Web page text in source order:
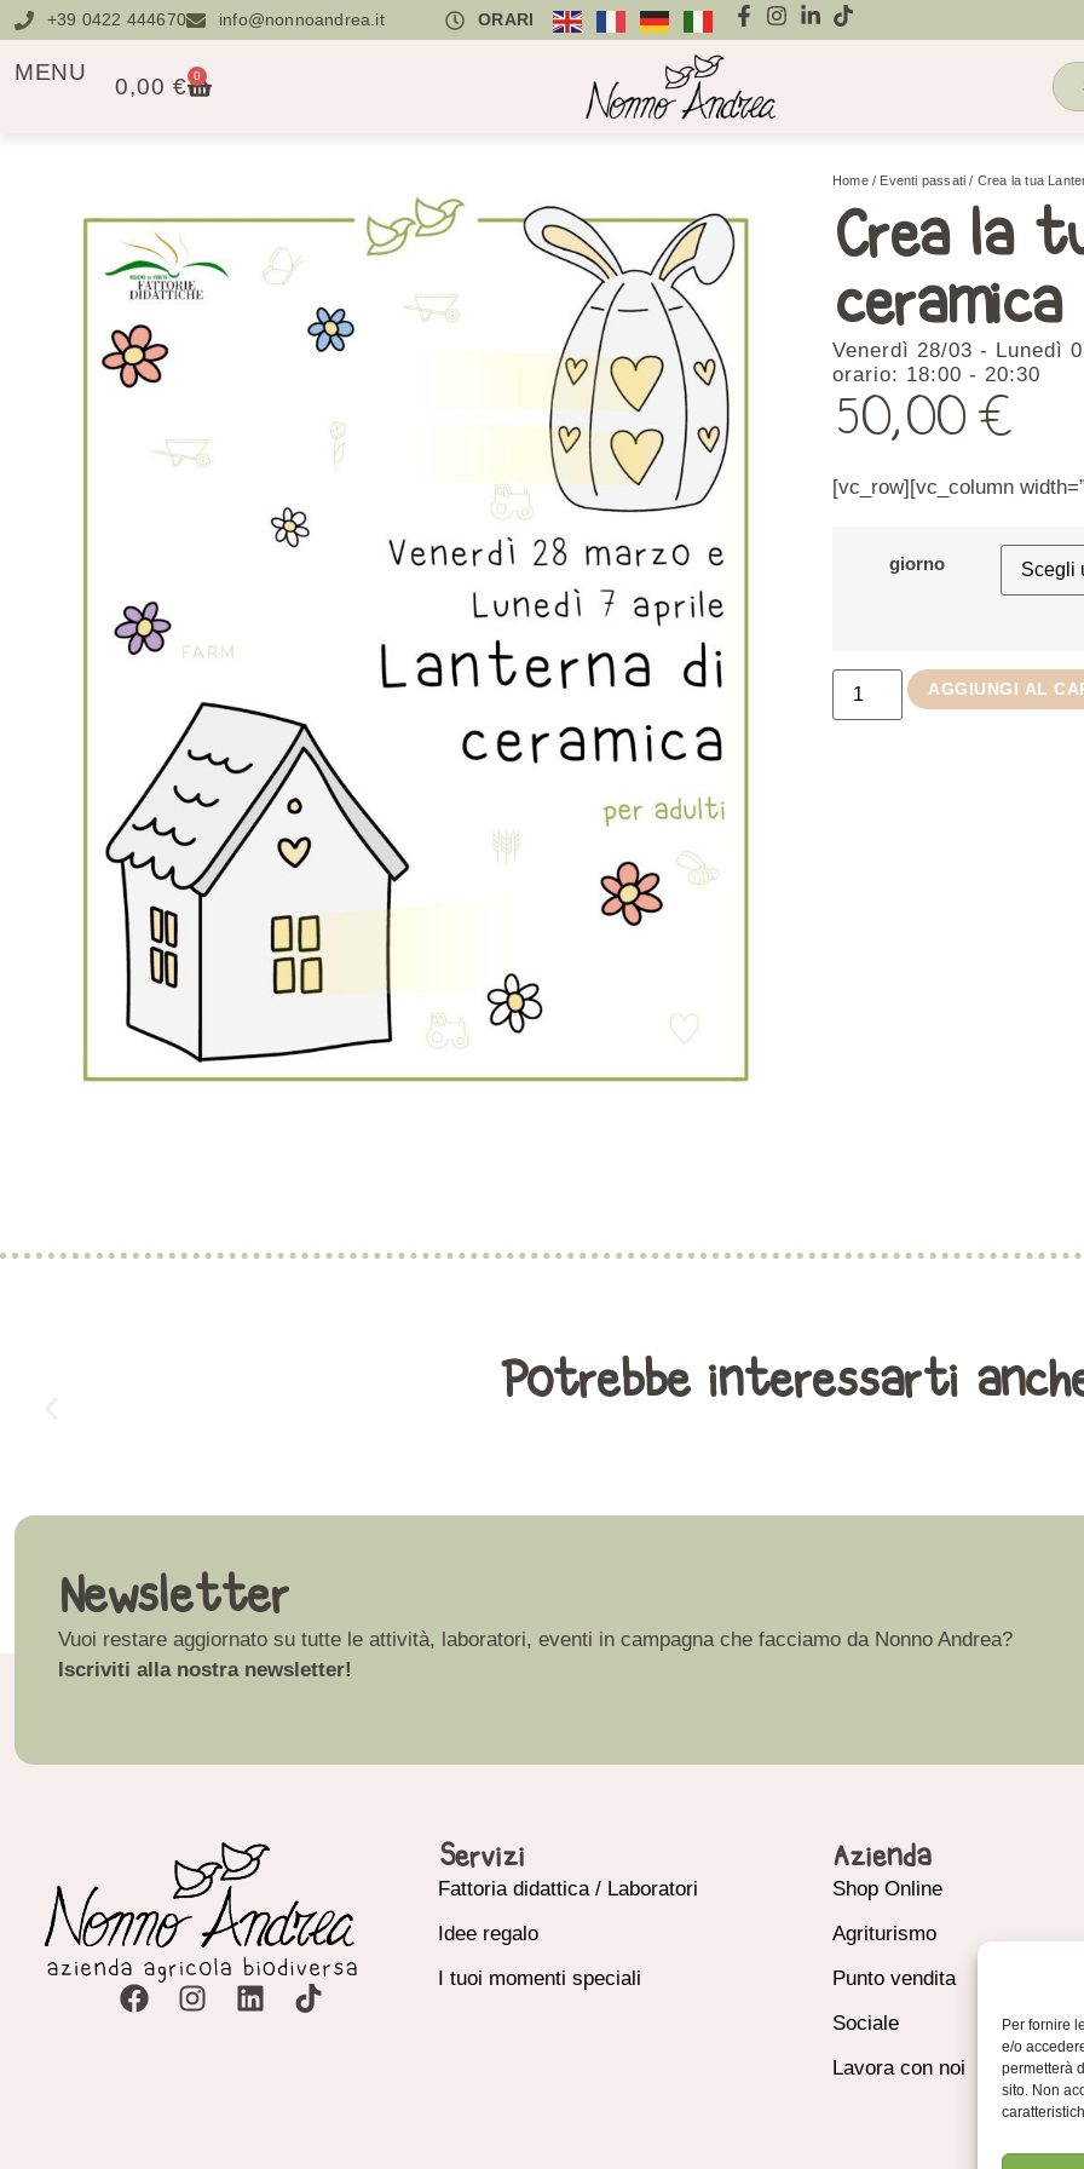
Per fornire
e/o
permetterà
sito. Non
+39 0422 444670 info@nonnoandrea.it ORARI
MENU
0,00 € 0
Home/ Eventi passati / Crea la tua
Crea la
ceramica
Venerdì 28/03 - Lunedì
orario: 18:00 - 20:30
50,00€
[vc_row][vc_column
giorno
AGGIUNGI AL
Potrebbe interessarti
Newsletter
Vuoi restare aggiornato su tutte le attività, laboratori, eventi in campagna che facciamo da Nonno Andrea?
Iscriviti alla nostra newsletter!
Servizi
Fattoria didattica / Laboratori
Idee regalo
I tuoi momenti speciali
Azienda
Shop Online
Agriturismo
Punto vendita
Sociale
Lavora con noi